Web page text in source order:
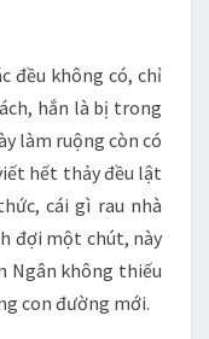
đều không có, chỉ
hắn là bị trong
làm ruộng còn có
hết thảy đều lật
cái gì rau nhà
đợi một chút, này
Ngân không thiếu
con đường mới.